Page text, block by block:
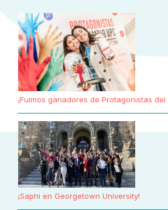
¡Fuimos ganadores de Protagonistas del
¡Saphi en Georgetown University!